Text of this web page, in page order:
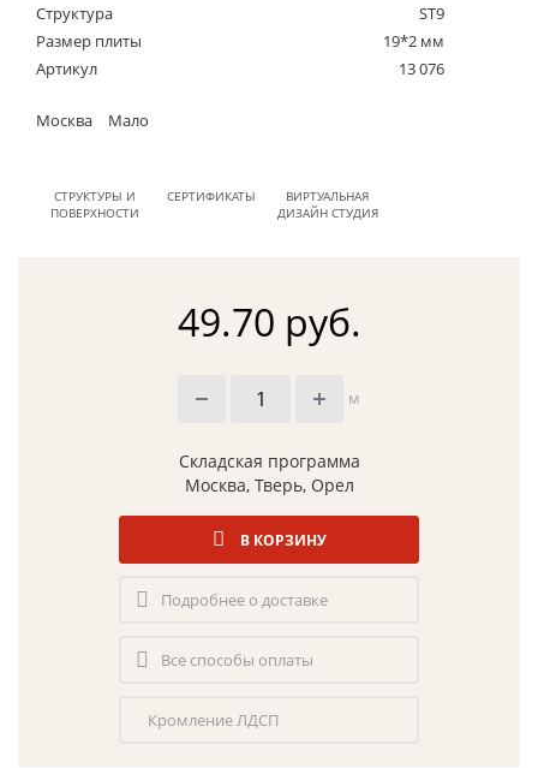
Структура
ST9
Размер плиты
19*2 мм
Артикул
13 076
Москва Мало
СТРУКТУРЫ И
ПОВЕРХНОСТИ
СЕРТИФИКАТЫ
ВИРТУАЛЬНАЯ
ДИЗАЙН СТУДИЯ
49.70 руб.
м
Складская программа
Москва, Тверь, Орел
В КОРЗИНУ
Подробнее о доставке
Все способы оплаты
Кромление ЛДСП